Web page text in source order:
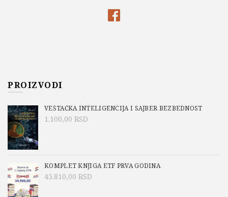
PROIZVODI
VEŠTAČKA INTELIGENCIJA I SAJBER BEZBEDNOST
1.100,00 RSD
KOMPLET KNJIGA ETF PRVA GODINA
45.810,00 RSD